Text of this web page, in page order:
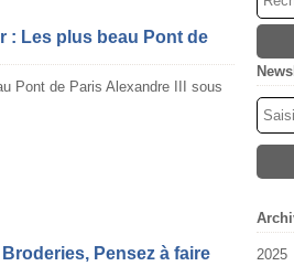
: Les plus beau Pont de
Pensez à faire
2025